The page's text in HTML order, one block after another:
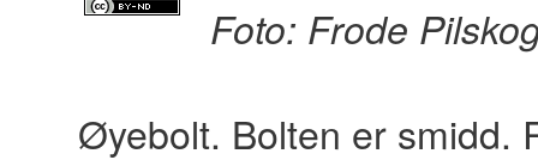
Foto: Frode
Øyebolt. Bolten er smidd.